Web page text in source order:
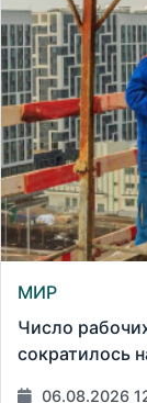
МИР
Число
сократилось
06.08.2026